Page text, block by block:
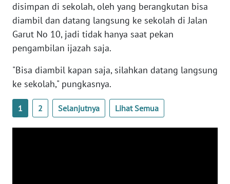
disimpan di sekolah, oleh yang berangkutan bisa
diambil dan datang langsung ke sekolah di Jalan
Garut No 10, jadi tidak hanya saat pekan
pengambilan ijazah saja.
"Bisa diambil kapan saja, silahkan datang langsung
ke sekolah," pungkasnya.
1 2 Selanjutnya Lihat Semua
SULTENG
WN
SULBAR
WN
BABEL
WN
SUMBAR